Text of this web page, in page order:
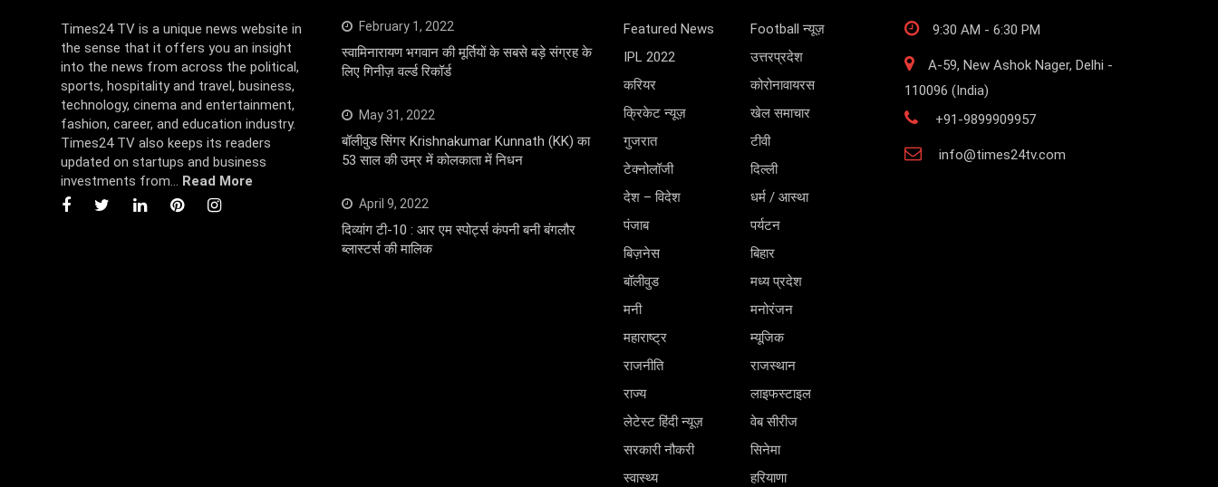
Times24 TV is a unique news website in
the sense that it offers you an insight
into the news from across the political,
sports, hospitality and travel, business,
technology, cinema and entertainment,
fashion, career, and education industry.
Times24 TV also keeps its readers
updated on startups and business
investments from... Read More
February 1, 2022
स्वामिनारायण भगवान की मूर्तियों के सबसे बड़े संग्रह के
लिए गिनीज़ वर्ल्ड रिकॉर्ड
May 31, 2022
बॉलीवुड सिंगर Krishnakumar Kunnath (KK) का
53 साल की उम्र में कोलकाता में निधन
April 9, 2022
दिव्यांग टी-10 : आर एम स्पोर्ट्स कंपनी बनी बंगलौर
ब्लास्टर्स की मालिक
Featured News
Football न्यूज़
IPL 2022
उत्तरप्रदेश
करियर
कोरोनावायरस
क्रिकेट न्यूज़
खेल समाचार
गुजरात
टीवी
टेक्नोलॉजी
दिल्ली
देश – विदेश
धर्म / आस्था
पंजाब
पर्यटन
बिज़नेस
बिहार
बॉलीवुड
मध्य प्रदेश
मनी
मनोरंजन
महाराष्ट्र
म्यूजिक
राजनीति
राजस्थान
राज्य
लाइफस्टाइल
लेटेस्ट हिंदी न्यूज़
वेब सीरीज
सरकारी नौकरी
सिनेमा
स्वास्थ्य
हरियाणा
9:30 AM - 6:30 PM
A-59, New Ashok Nager, Delhi -
110096 (India)
+91-9899909957
info@times24tv.com